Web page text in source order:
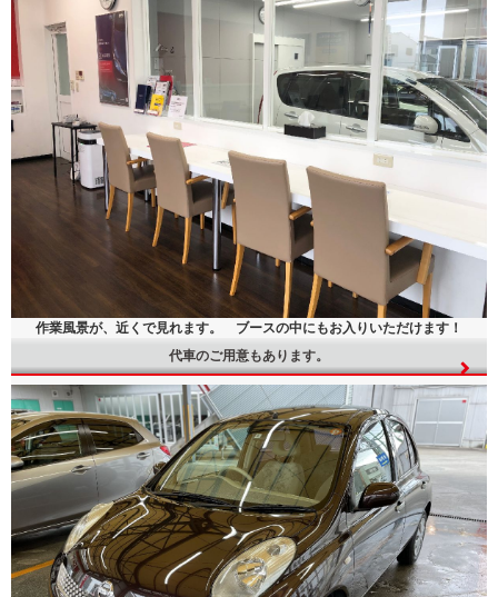
作業風景が、近くで見れます。 ブースの中にもお入りいただけます！
代車のご用意もあります。